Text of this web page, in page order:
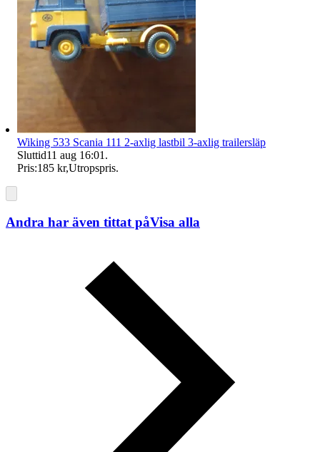
Wiking 533 Scania 111 2-axlig lastbil 3-axlig trailersläp
Sluttid11 aug 16:01 .
Pris:185 kr,Utropspris.
Andra har även tittat påVisa alla